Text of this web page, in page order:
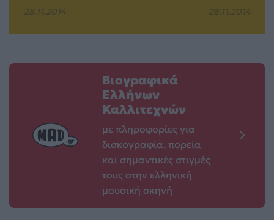
28.11.2014 28.11.2014
Βιογραφικά
Ελλήνων
Καλλιτεχνών
με πληροφορίες για
δισκογραφία, πορεία
και σημαντικές στιγμές
τους στην ελληνική
μουσική σκηνή